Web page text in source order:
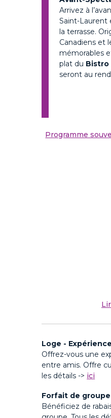
Arrivez à
Saint-Laurent
la terrasse.
Canadiens et
mémorables
plat du Bistro
seront au
Programme
Loge -
Offrez-vous une
entre amis. Offre
les détails -> ici
Forfait de groupe
Bénéficiez de